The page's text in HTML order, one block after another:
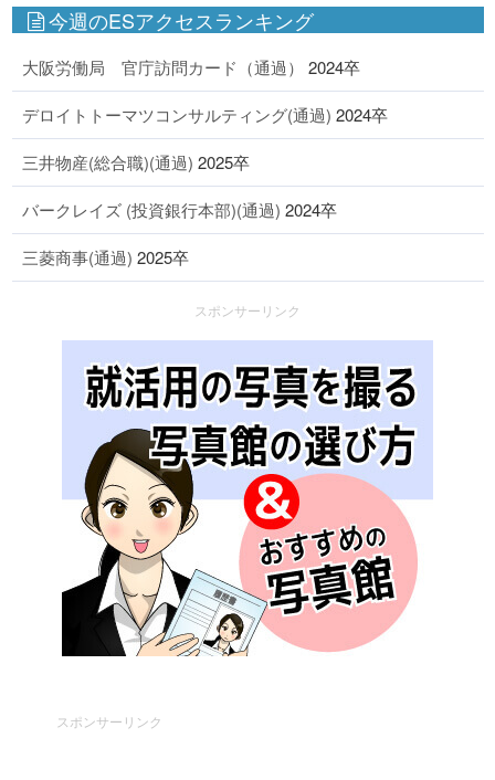
今週のESアクセスランキング
大阪労働局 官庁訪問カード（通過） 2024卒
デロイトトーマツコンサルティング(通過) 2024卒
三井物産(総合職)(通過) 2025卒
バークレイズ (投資銀行本部)(通過) 2024卒
三菱商事(通過) 2025卒
スポンサーリンク
スポンサーリンク